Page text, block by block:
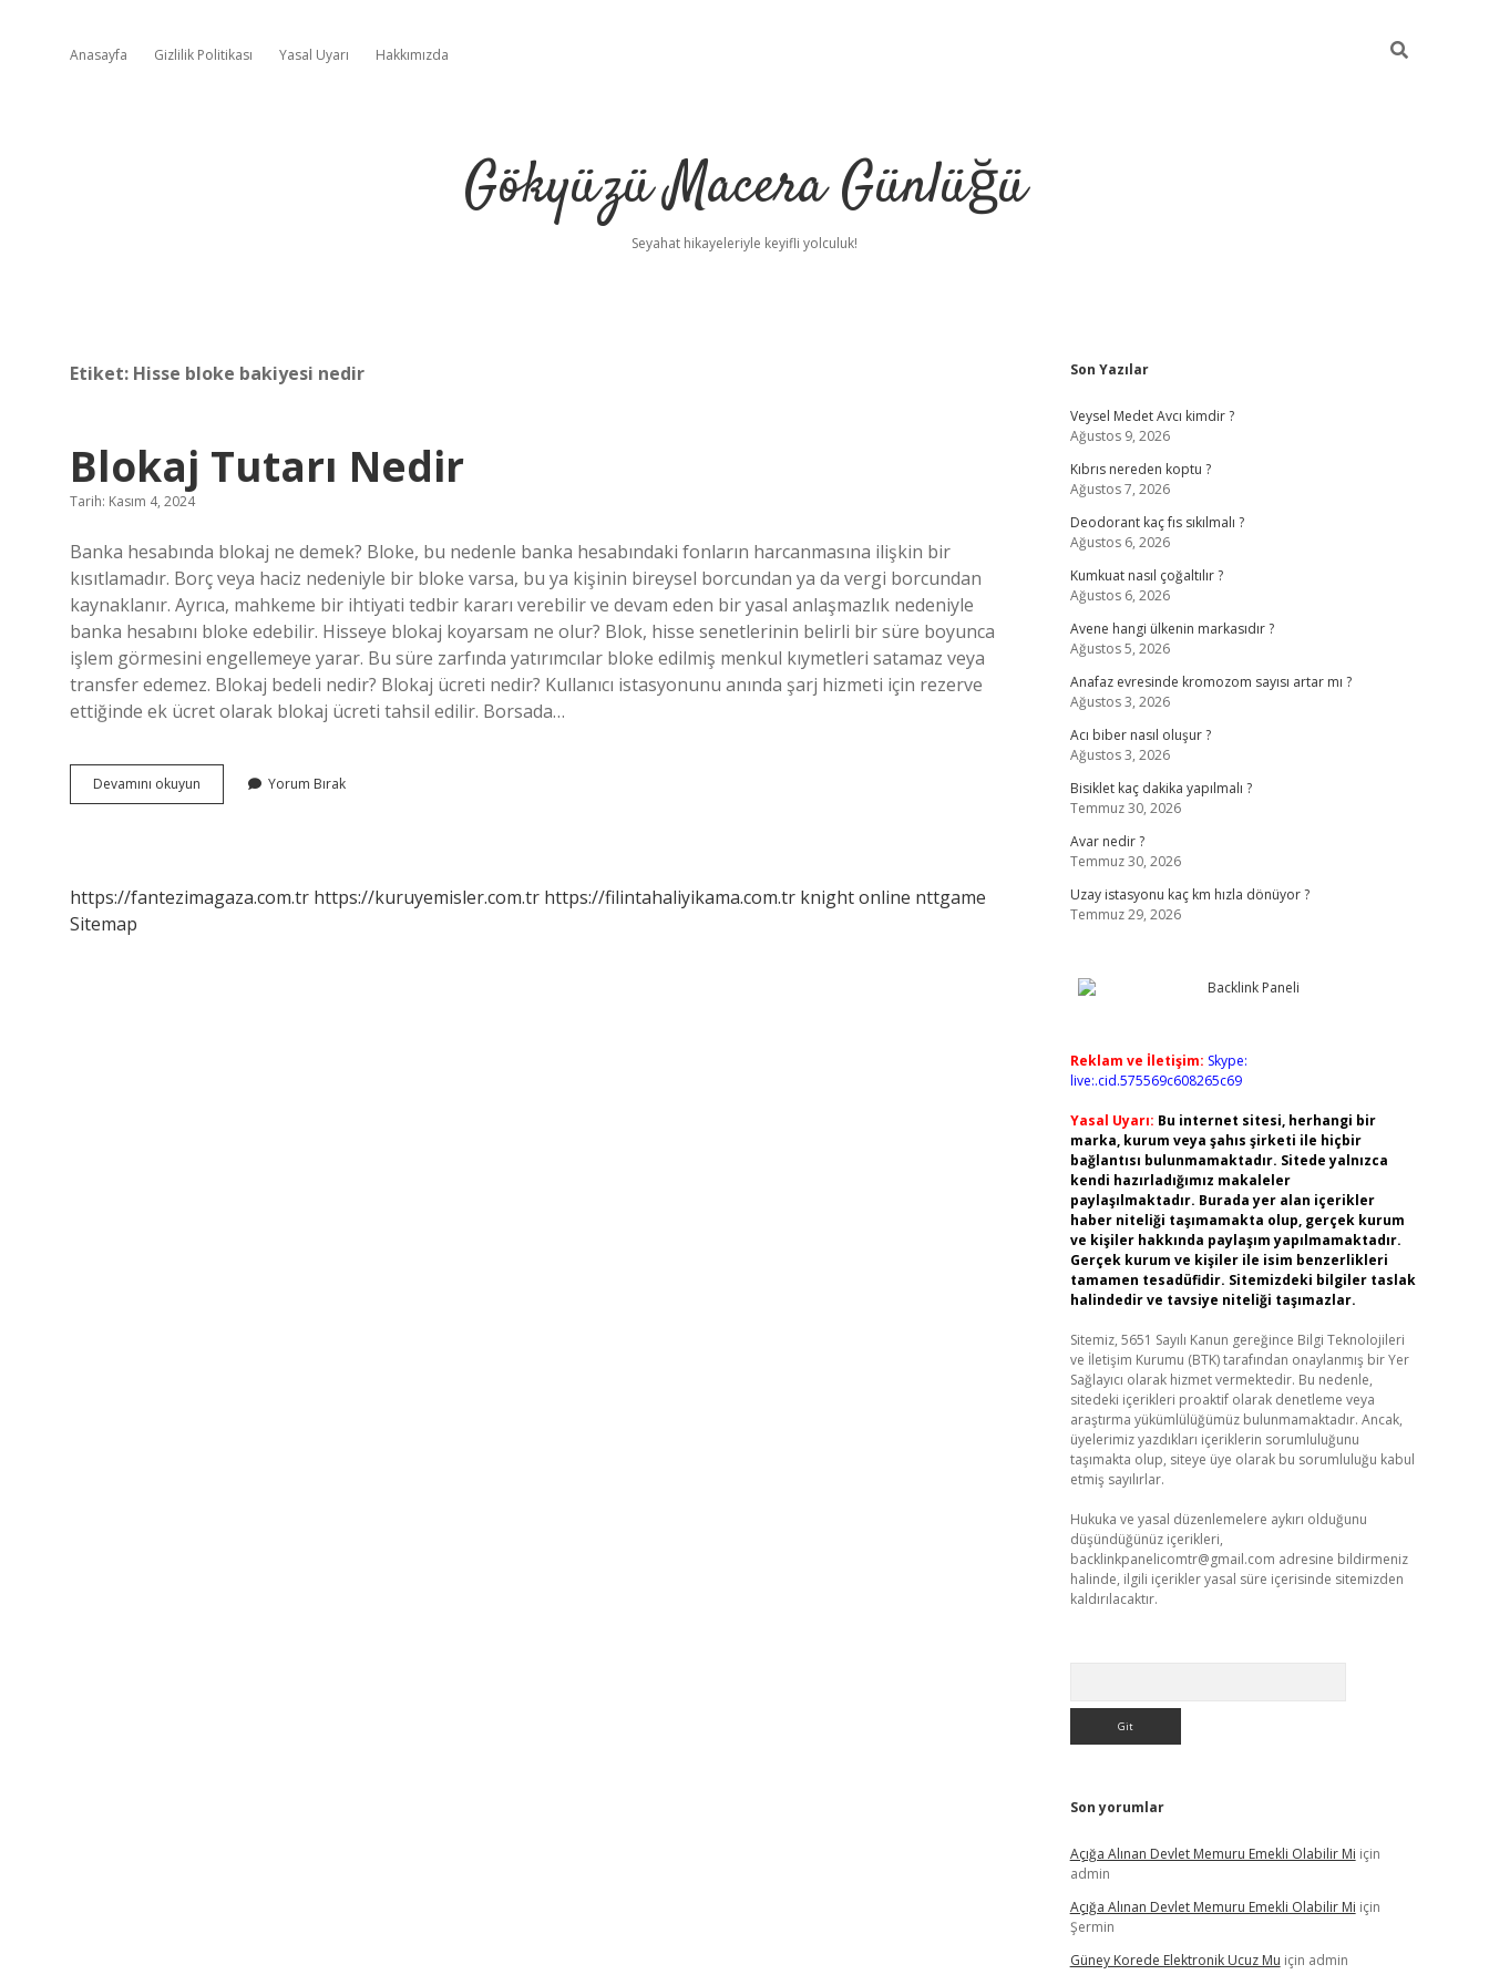
Anasayfa Gizlilik Politikası Yasal Uyarı Hakkımızda
Gökyüzü Macera Günlüğü
Seyahat hikayeleriyle keyifli yolculuk!
Etiket: Hisse bloke bakiyesi nedir
Blokaj Tutarı Nedir
Tarih: Kasım 4, 2024
Banka hesabında blokaj ne demek? Bloke, bu nedenle banka hesabındaki fonların harcanmasına ilişkin bir
kısıtlamadır. Borç veya haciz nedeniyle bir bloke varsa, bu ya kişinin bireysel borcundan ya da vergi borcundan
kaynaklanır. Ayrıca, mahkeme bir ihtiyati tedbir kararı verebilir ve devam eden bir yasal anlaşmazlık nedeniyle
banka hesabını bloke edebilir. Hisseye blokaj koyarsam ne olur? Blok, hisse senetlerinin belirli bir süre boyunca
işlem görmesini engellemeye yarar. Bu süre zarfında yatırımcılar bloke edilmiş menkul kıymetleri satamaz veya
transfer edemez. Blokaj bedeli nedir? Blokaj ücreti nedir? Kullanıcı istasyonunu anında şarj hizmeti için rezerve
ettiğinde ek ücret olarak blokaj ücreti tahsil edilir. Borsada…
Devamını okuyun
Tutarı
Yorum Bırak
https://fantezimagaza.com.tr https://kuruyemisler.com.tr https://filintahaliyikama.com.tr knight online nttgame
Sitemap
Sidebar
Son Yazılar
Veysel Medet Avcı kimdir ?
Ağustos 9, 2026
Kıbrıs nereden koptu ?
Ağustos 7, 2026
Deodorant kaç fıs sıkılmalı ?
Ağustos 6, 2026
Kumkuat nasıl çoğaltılır ?
Ağustos 6, 2026
Avene hangi ülkenin markasıdır ?
Ağustos 5, 2026
Anafaz evresinde kromozom sayısı artar mı ?
Ağustos 3, 2026
Acı biber nasıl oluşur ?
Ağustos 3, 2026
Bisiklet kaç dakika yapılmalı ?
Temmuz 30, 2026
Avar nedir ?
Temmuz 30, 2026
Uzay istasyonu kaç km hızla dönüyor ?
Temmuz 29, 2026
Reklam ve İletişim: Skype:
live:.cid.575569c608265c69
Yasal Uyarı: Bu internet sitesi, herhangi bir
marka, kurum veya şahıs şirketi ile hiçbir
bağlantısı bulunmamaktadır. Sitede yalnızca
kendi hazırladığımız makaleler
paylaşılmaktadır. Burada yer alan içerikler
haber niteliği taşımamakta olup, gerçek kurum
ve kişiler hakkında paylaşım yapılmamaktadır.
Gerçek kurum ve kişiler ile isim benzerlikleri
tamamen tesadüfidir. Sitemizdeki bilgiler taslak
halindedir ve tavsiye niteliği taşımazlar.
Sitemiz, 5651 Sayılı Kanun gereğince Bilgi Teknolojileri
ve İletişim Kurumu (BTK) tarafından onaylanmış bir Yer
Sağlayıcı olarak hizmet vermektedir. Bu nedenle,
sitedeki içerikleri proaktif olarak denetleme veya
araştırma yükümlülüğümüz bulunmamaktadır. Ancak,
üyelerimiz yazdıkları içeriklerin sorumluluğunu
taşımakta olup, siteye üye olarak bu sorumluluğu kabul
etmiş sayılırlar.
Hukuka ve yasal düzenlemelere aykırı olduğunu
düşündüğünüz içerikleri,
backlinkpanelicomtr@gmail.com adresine bildirmeniz
halinde, ilgili içerikler yasal süre içerisinde sitemizden
kaldırılacaktır.
Son yorumlar
Açığa Alınan Devlet Memuru Emekli Olabilir Mi için
admin
Açığa Alınan Devlet Memuru Emekli Olabilir Mi için
Şermin
Güney Korede Elektronik Ucuz Mu için admin